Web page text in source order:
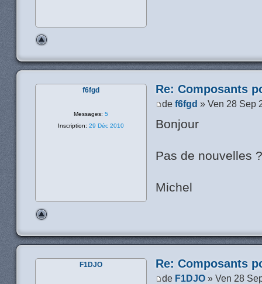
Re: Composants
def6fgd » Ven 28 Sep
Bonjour
Pas de nouvelles
Michel
f6fgd
Messages: 5
Inscription: 29 Déc 2010
Re: Composants
de F1DJO » Ven 28
F1DJO